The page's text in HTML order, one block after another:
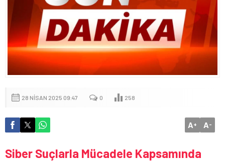
28 NISAN 2025 09:47 0 258
A+ A-
Siber Suçlarla Mücadele Kapsamında